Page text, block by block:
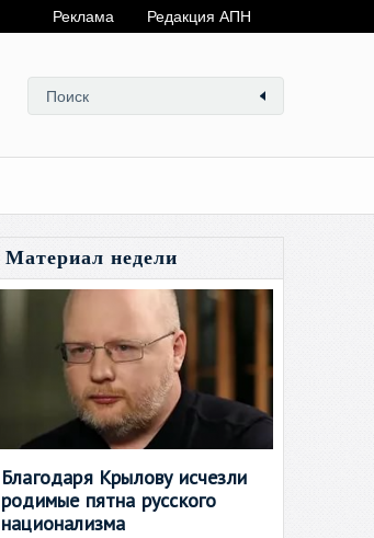
Реклама Редакция АПН
Материал недели
Благодаря Крылову исчезли
родимые пятна русского
национализма